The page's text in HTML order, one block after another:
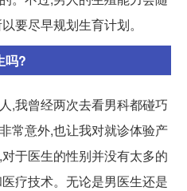
要尽早规划生育计划。
吗?
,我曾经两次去看男科都碰巧
常意外,也让我对就诊体验产
于医生的性别并没有太多的
疗技术。无论是男医生还是